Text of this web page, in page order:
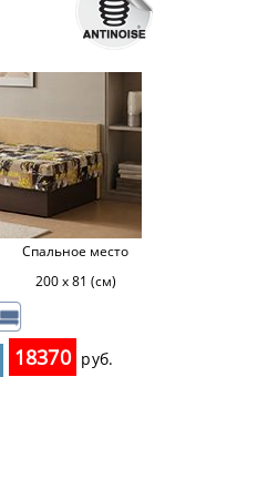
Спальное место
200 х 81 (см)
18370 руб.